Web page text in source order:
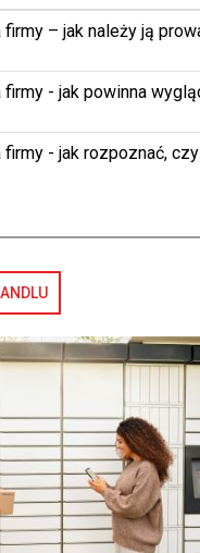
– jak należy ją
- jak powinna
firmy - jak rozpoznać,